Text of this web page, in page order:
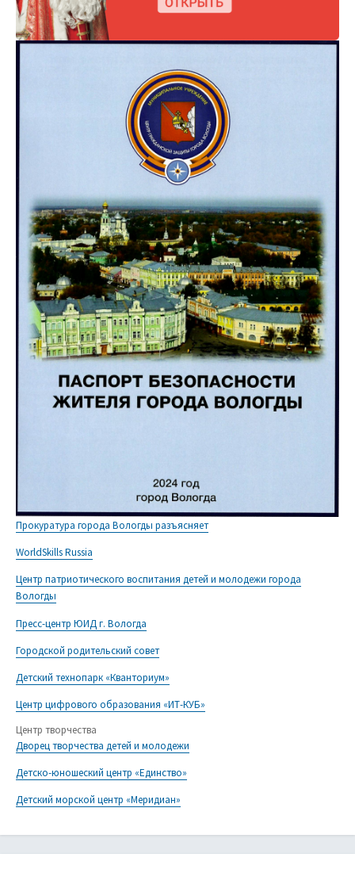
Прокуратура города Вологды разъясняет
WorldSkills Russia
Центр патриотического воспитания детей и молодежи города
Вологды
Пресс-центр ЮИД г. Вологда
Городской родительский совет
Детский технопарк «Кванториум»
Центр цифрового образования «ИТ-КУБ»
Центр творчества
Дворец творчества детей и молодежи
Детско-юношеский центр «Единство»
Детский морской центр «Меридиан»